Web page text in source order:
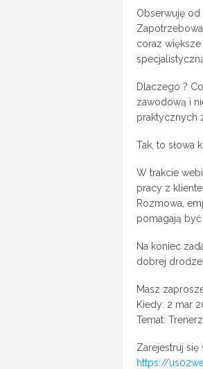
Obserwuję od
coraz
Dlaczego ?
zawodową i
praktycznych
Tak, to słowa
W trakcie
pracy z
Rozmowa,
pomagają
Na koniec
dobrej
Masz
Kiedy: 2 mar
Temat:
Zarejestruj się
https://